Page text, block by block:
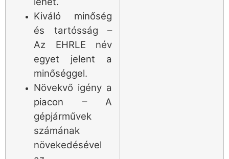
Kiváló minőség
és tartósság –
Az EHRLE név
egyet jelent a
minőséggel.
Növekvő igény a
piacon – A
gépjárművek
számának
növekedésével